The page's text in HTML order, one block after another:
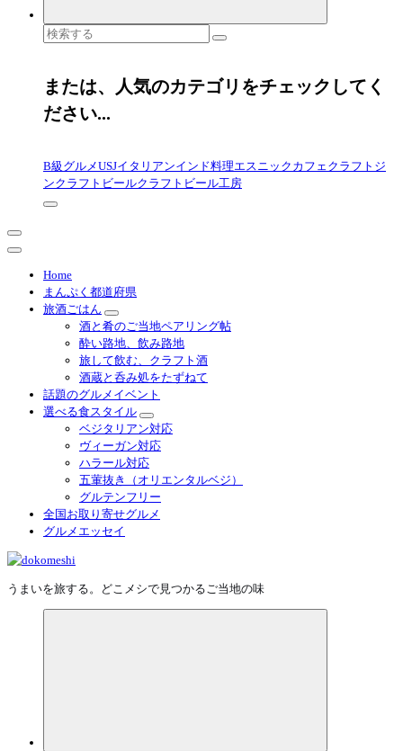
検
象:
または、人気のカテゴリをチェックしてく
ださい...
B級グルメUSJイタリアンインド料理エスニック カフェ クラフトジ
ンクラフトビールクラフトビール工房
Home
まんぷく都道府県
旅酒ごはん
酒と肴のご当地ペアリング帖
酔い路地、飲み路地
旅して飲む、クラフト酒
酒蔵と呑み処をたずねて
話題のグルメイベント
選べる食スタイル
ベジタリアン対応
ヴィーガン対応
ハラール対応
五葷抜き（オリエンタルベジ）
グルテンフリー
全国お取り寄せグルメ
グルメエッセイ
うまいを旅する。どこメシで見つかるご当地の味